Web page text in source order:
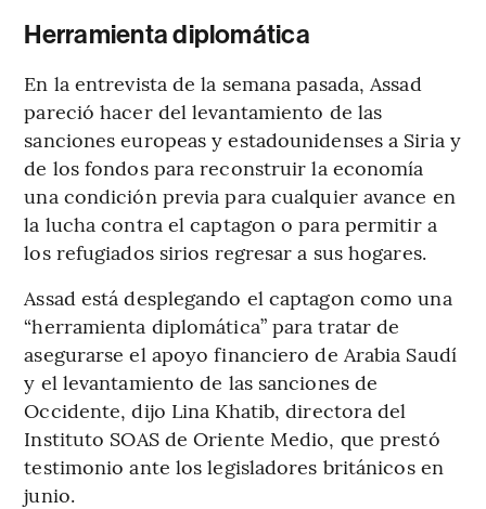
Herramienta diplomática
En la entrevista de la semana pasada, Assad
pareció hacer del levantamiento de las
sanciones europeas y estadounidenses a Siria y
de los fondos para reconstruir la economía
una condición previa para cualquier avance en
la lucha contra el captagon o para permitir a
los refugiados sirios regresar a sus hogares.
Assad está desplegando el captagon como una
“herramienta diplomática” para tratar de
asegurarse el apoyo financiero de Arabia Saudí
y el levantamiento de las sanciones de
Occidente, dijo Lina Khatib, directora del
Instituto SOAS de Oriente Medio, que prestó
testimonio ante los legisladores británicos en
junio.